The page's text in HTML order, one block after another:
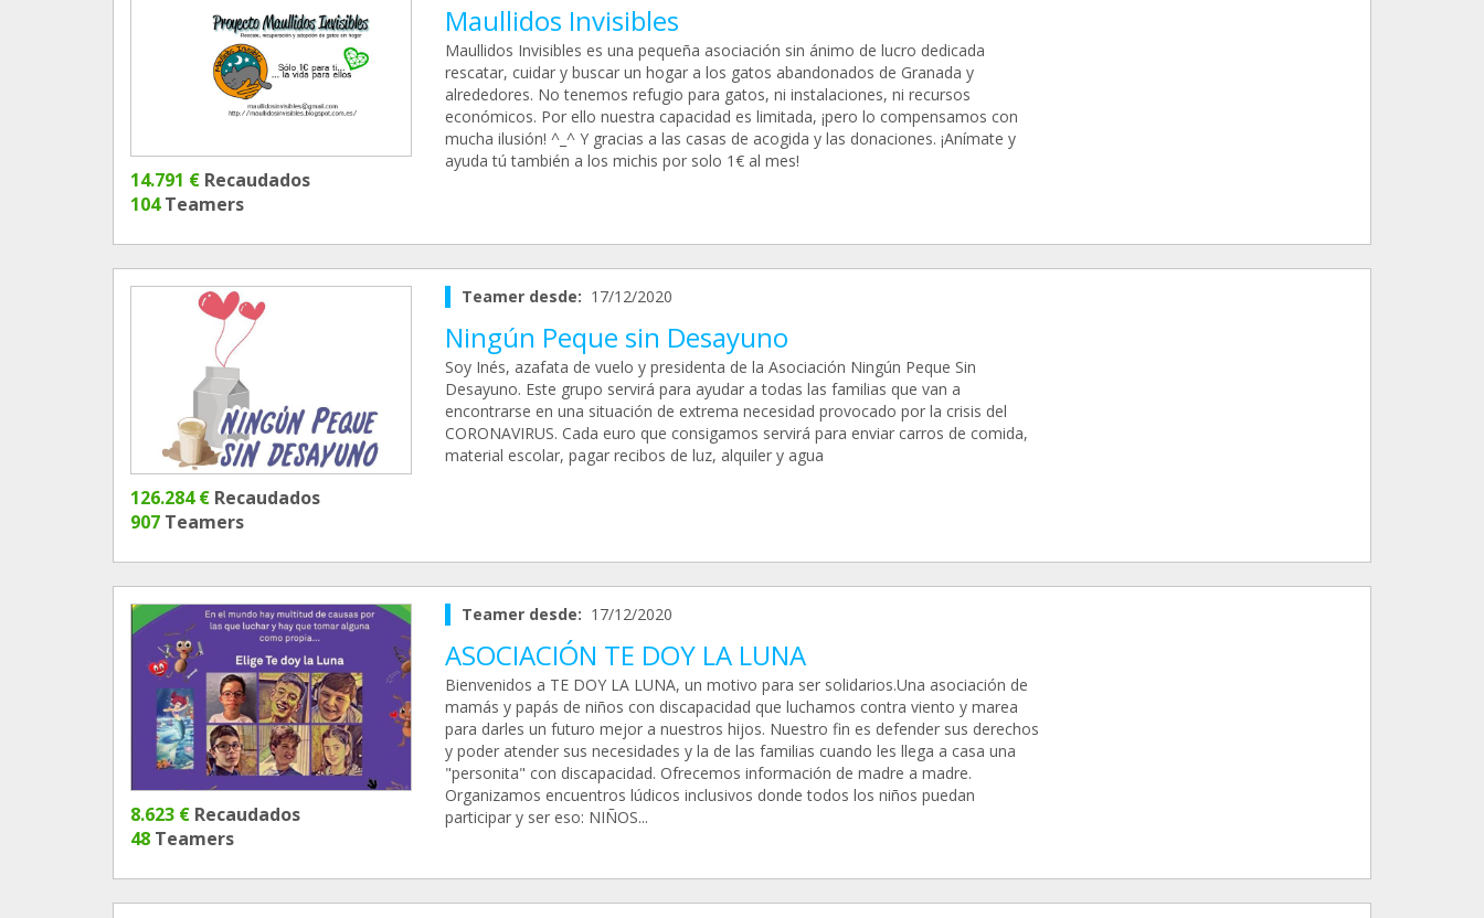
14.791 € Recaudados
104Teamers
Maullidos Invisibles
Maullidos Invisibles es una pequeña asociación sin ánimo de lucro dedicada
rescatar, cuidar y buscar un hogar a los gatos abandonados de Granada y
alrededores. No tenemos refugio para gatos, ni instalaciones, ni recursos
económicos. Por ello nuestra capacidad es limitada, ¡pero lo compensamos con
mucha ilusión! ^_^ Y gracias a las casas de acogida y las donaciones. ¡Anímate y
ayuda tú también a los michis por solo 1€ al mes!
126.284 € Recaudados
907 Teamers
Teamer desde: 17/12/2020
Ningún Peque sin Desayuno
Soy Inés, azafata de vuelo y presidenta de la Asociación Ningún Peque Sin
Desayuno. Este grupo servirá para ayudar a todas las familias que van a
encontrarse en una situación de extrema necesidad provocado por la crisis del
CORONAVIRUS. Cada euro que consigamos servirá para enviar carros de comida,
material escolar, pagar recibos de luz, alquiler y agua
8.623 € Recaudados
48 Teamers
Teamer desde: 17/12/2020
ASOCIACIÓN TE DOY LA LUNA
Bienvenidos a TE DOY LA LUNA, un motivo para ser solidarios.Una asociación de
mamás y papás de niños con discapacidad que luchamos contra viento y marea
para darles un futuro mejor a nuestros hijos. Nuestro fin es defender sus derechos
y poder atender sus necesidades y la de las familias cuando les llega a casa una
"personita" con discapacidad. Ofrecemos información de madre a madre.
Organizamos encuentros lúdicos inclusivos donde todos los niños puedan
participar y ser eso: NIÑOS...